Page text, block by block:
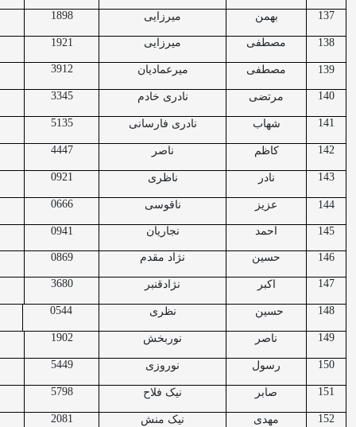
137 بهمن میرزایی 1898
138 مصطفی میرزایی 1921
139 مصطفی میرعمادیان 3912
140 مرتضی نادری خادم 3345
141 شهاب نادری فارسانی 5135
142 کاظم ناصر 4447
143 نادر ناظری 0921
144 عزیز ناقوسی 0666
145 احمد نجاریان 0941
146 حسین نژاد مقدم 0869
147 اکبر نژادقنبر 3680
148 حسین نظری 0544
149 ناصر نوربخش 1902
150 رسول نوروزی 5449
151 صابر نیک فلاح 5798
152 مهدی نیک منش 2081